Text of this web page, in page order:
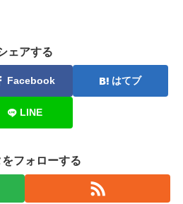
ェアする
Facebook はてブ
LINE
フォローする